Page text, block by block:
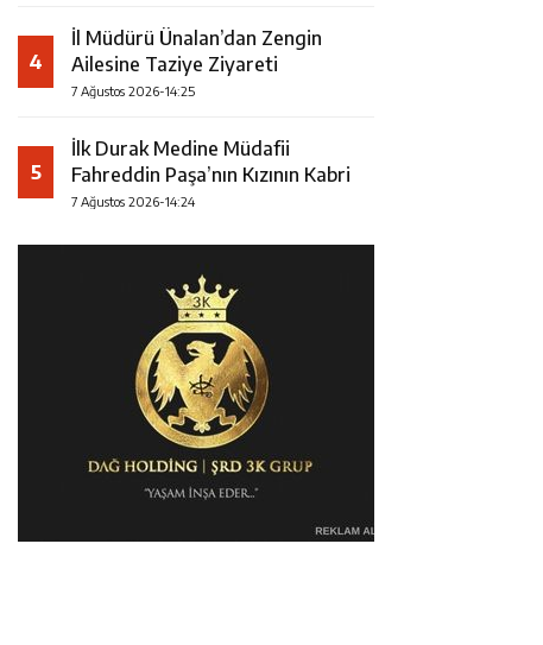
4
İl Müdürü Ünalan’dan Zengin
Ailesine Taziye Ziyareti
7 Ağustos 2026-14:25
5
İlk Durak Medine Müdafii
Fahreddin Paşa’nın Kızının Kabri
7 Ağustos 2026-14:24